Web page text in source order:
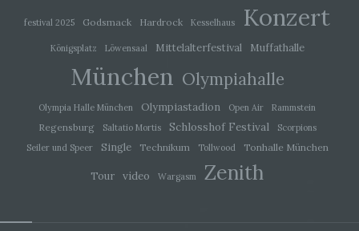
festival 2025 Godsmack Hardrock Kesselhaus Konzert
Königsplatz Löwensaal Mittelalterfestival Muffathalle
München Olympiahalle
Olympia Halle München Olympiastadion Open Air Rammstein
Regensburg Saltatio Mortis Schlosshof Festival
Scorpions
Seiler und Speer
Single Technikum Tollwood Tonhalle München
Tour video Wargasm Zenith
Pseudonymisierung ist die Verarbeitung
personenbezogener Daten in einer Weise, auf
welche die personenbezogenen Daten ohne
Hinzuziehung zusätzlicher Informationen nicht
mehr einer spezifischen betroffenen Person
zusätzlichen Informationen gesondert aufbewahrt
werden und technischen und organisatorischen
Maßnahmen unterliegen, die gewährleisten, dass
die personenbezogenen Daten nicht einer
identifizierten oder identifizierbaren natürlichen
Person zugewiesen werden.